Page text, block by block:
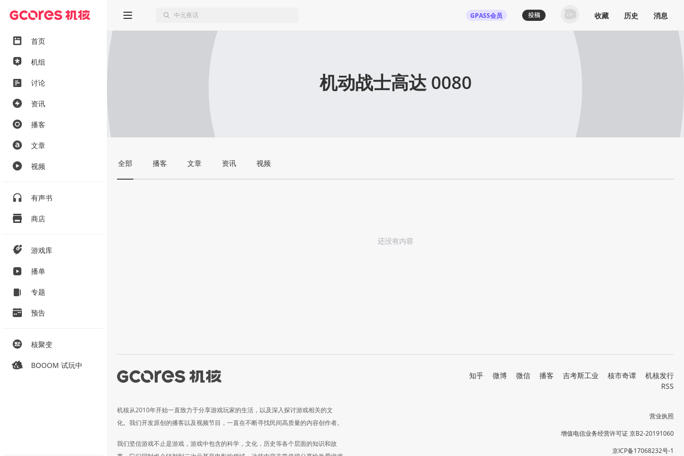
首页
机组
讨论
资讯
播客
文章
视频
有声书
商店
游戏库
播单
专题
预告
核聚变
BOOOM 试玩中
GPASS会员 收藏 历史 消息
机动战士高达 0080
全部 播客 文章 资讯 视频
还没有内容
机核从2010年开始一直致力于分享游戏玩家的生活，以及深入探讨游戏相关的文
化。我们开发原创的播客以及视频节目，一直在不断寻找民间高质量的内容创作者。
我们坚信游戏不止是游戏，游戏中包含的科学，文化，历史等各个层面的知识和故
知乎 微博 微信 播客 吉考斯工业 核市奇谭
机核发行
RSS
营业执照
增值电信业务经营许可证 京B2-20191060
京ICP备17068232号-1